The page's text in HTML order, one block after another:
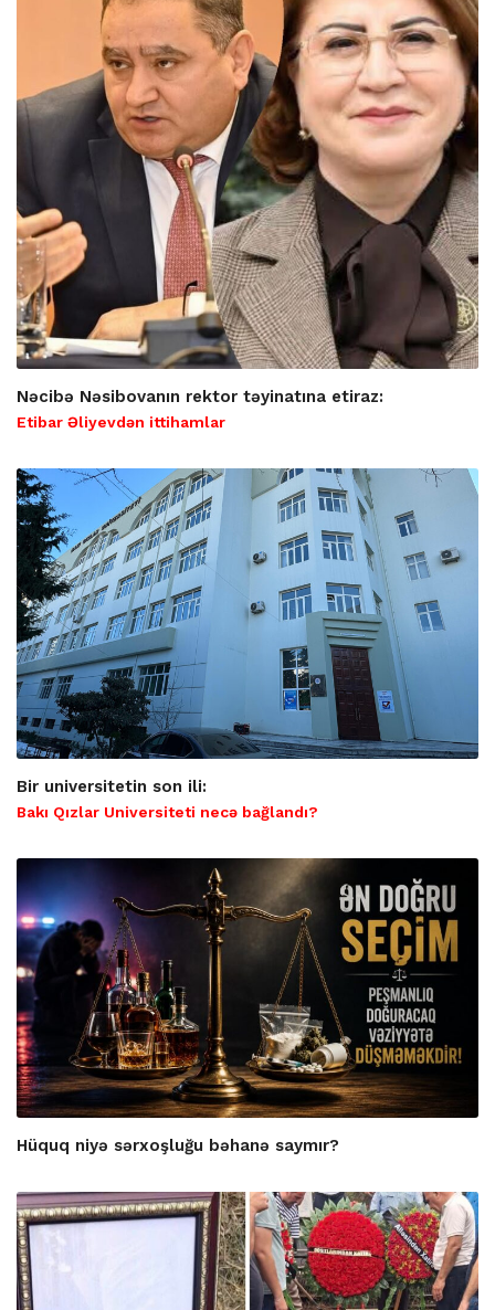
Nəcibə Nəsibovanın rektor təyinatına etiraz:
Etibar Əliyevdən ittihamlar
Bir universitetin son ili:
Bakı Qızlar Universiteti necə bağlandı?
Hüquq niyə sərxoşluğu bəhanə saymır?